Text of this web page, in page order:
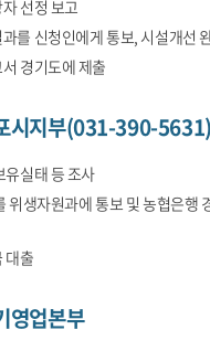
선정 보고
를 신청인에게 통보, 시설개선
경기도에 제출
시지부(031-390-5631)
실태 등 조사
생자원과에 통보 및 농협은행
대출
영업본부